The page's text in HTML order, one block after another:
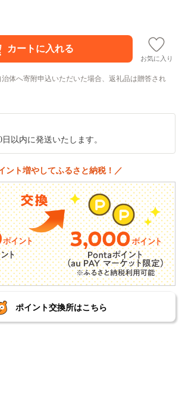
お気に入り
体へ寄附申込いただいた場合、返礼品は贈答され
以内に発送いたします。
ント増やしてふるさと納税！／
ポイント交換所はこちら